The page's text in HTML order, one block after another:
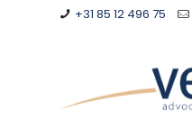
+31 85 12 496 75